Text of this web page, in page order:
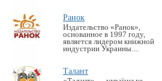
Ранок
Издательство «Ранок»,
основанное в 1997 году,
является лидером книжной
индустрии Украины....
Талант